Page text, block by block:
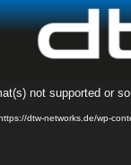
Video-
Player
not supported or
dtw-networks.de/wp-